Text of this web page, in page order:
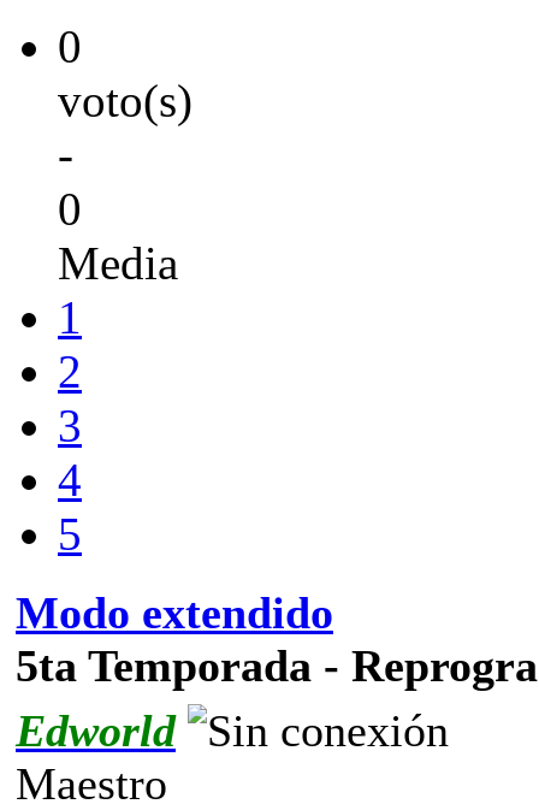
0
voto(s)
-
0
Media
1
2
3
4
5
Modo extendido
5ta Temporada -
Edworld
Maestro